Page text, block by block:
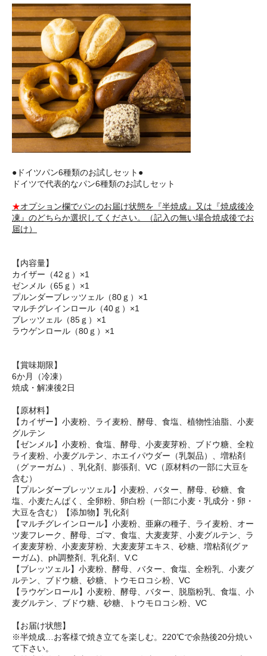
●ドイツパン6種類のお試しセット●
ドイツで代表的なパン6種類のお試しセット
★オプション欄でパンのお届け状態を『半焼成』又は『焼成後冷
凍』のどちらか選択してください。（記入の無い場合焼成後でお
届け）
【内容量】
カイザー（42ｇ）×1
ゼンメル（65ｇ）×1
プルンダーブレッツェル（80ｇ）×1
マルチグレインロール（40ｇ）×1
ブレッツェル（85ｇ）×1
ラウゲンロール（80ｇ）×1
【賞味期限】
6か月（冷凍）
焼成・解凍後2日
【原材料】
【カイザー】 小麦粉、ライ麦粉、酵母、食塩、植物性油脂、小麦
グルテン
【ゼンメル】小麦粉、食塩、酵母、小麦麦芽粉、ブドウ糖、全粒
ライ麦粉、小麦グルテン、ホエイパウダー（乳製品）、増粘剤
（グァーガム）、乳化剤、膨張剤、VC（原材料の一部に大豆を
含む）
【プルンダーブレッツェル】 小麦粉、バター、酵母、砂糖、食
塩、小麦たんぱく、全卵粉、卵白粉（一部に小麦・乳成分・卵・
大豆を含む）【添加物】乳化剤
【マルチグレインロール】 小麦粉、亜麻の種子、ライ麦粉、オー
ツ麦フレーク、酵母、ゴマ、食塩、大麦麦芽、小麦グルテン、ラ
イ麦麦芽粉、小麦麦芽粉、大麦麦芽エキス、砂糖、増粘剤(グァ
ーガム)、ph調整剤、乳化剤、V.C
【ブレッツェル】小麦粉、酵母、バター、食塩、全粉乳、小麦グ
ルテン、ブドウ糖、砂糖、トウモロコシ粉、VC
【ラウゲンロール】小麦粉、酵母、バター、脱脂粉乳、食塩、小
麦グルテン、ブドウ糖、砂糖、トウモロコシ粉、VC
【お届け状態】
※半焼成…お客様で焼き立てを楽しむ。220℃で余熱後20分焼い
て下さい。